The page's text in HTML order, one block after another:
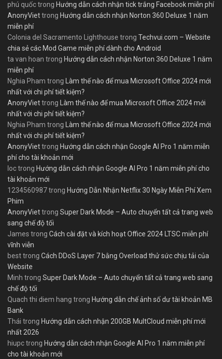
phú quốctrong Hướng dẫn cách nhận tick trắng Facebook miễn phí
AnonyViettrong Hướng dẫn cách nhận Norton 360 Deluxe 1 năm
miễn phí
Colonia del Sacramento Lighthouse trong Techvui.com – Website
chia sẻ các Mod Game miễn phí dành cho Android
ta van hoan trong Hướng dẫn cách nhận Norton 360 Deluxe 1 năm
miễn phí
Nghia Pham trong Làm thế nào để mua Microsoft Office 2024 mới
nhất với chi phí tiết kiệm?
AnonyViettrong Làm thế nào để mua Microsoft Office 2024 mới
nhất với chi phí tiết kiệm?
Nghia Pham trong Làm thế nào để mua Microsoft Office 2024 mới
nhất với chi phí tiết kiệm?
AnonyViettrong Hướng dẫn cách nhận Google AI Pro 1 năm miễn
phí cho tài khoản mới
loctrong Hướng dẫn cách nhận Google AI Pro 1 năm miễn phí cho
tài khoản mới
1234560987trong Hướng Dẫn Nhận Netflix 30 Ngày Miễn Phí Xem
Phim
AnonyViettrong Super Dark Mode – Auto chuyển tất cả trang web
sang chế độ tối
James trong Cách cài đặt và kích hoạt Office 2024 LTSC miễn phí
vĩnh viễn
besttrong Cách DDoS Layer 7 bằng Overload thử sức chịu tải của
Website
Minh trong Super Dark Mode – Auto chuyển tất cả trang web sang
chế độ tối
Quach thi diem hang trong Hướng dẫn chế ảnh số dư tài khoản MB
Bank
Thái trong Hướng dẫn cách nhận 200GB MultCloud miễn phí mới
nhất 2026
hiupctrong Hướng dẫn cách nhận Google AI Pro 1 năm miễn phí
cho tài khoản mới